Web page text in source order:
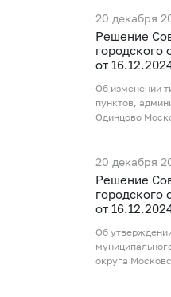
20 декабря
Рeшение
городского
от
Об изменении
пунктов,
Одинцово
20 декабря
Рeшение
городского
от
Об
округа